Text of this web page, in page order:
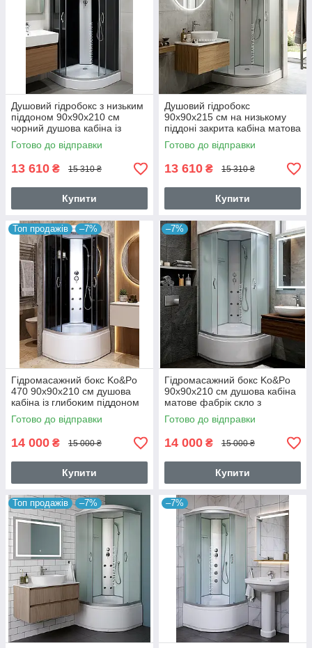
Душовий гідробокс з низьким
піддоном 90x90х210 см
чорний душова кабіна із
заднім склом
Готово до відправки
13 610 ₴ 15 310 ₴
Купити
Душовий гідробокс
90х90х215 см на низькому
піддоні закрита кабіна матова
з білими задніми стінками
Готово до відправки
13 610 ₴ 15 310 ₴
Купити
Топ продажів –7%
Гідромасажний бокс Ko&Po
470 90x90х210 см душова
кабіна із глибоким піддоном
розсувні двері сіре скло
Готово до відправки
14 000 ₴ 15 000 ₴
Купити
–7%
Гідромасажний бокс Ko&Po
90х90х210 см душова кабіна
матове фабрік скло з
глибоким піддоном
Готово до відправки
14 000 ₴ 15 000 ₴
Купити
Топ продажів –7% –7%